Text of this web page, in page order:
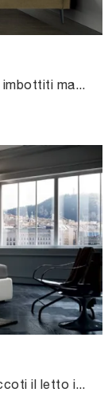
Il letto Bergè in tessuto, tra i modelli imbottiti matrimoniali design di V&Nice, è pensato per assicurarti il sonno più profondo.
Vuoi rinnovare la camera da letto? Eccoti il letto in pelle Edgar di Felis per spazi moderni.